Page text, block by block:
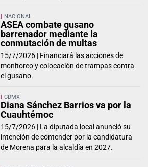
NACIONAL
ASEA combate gusano
barrenador mediante la
conmutación de multas
15/7/2026 | Financiará las acciones de
monitoreo y colocación de trampas contra
el gusano.
CDMX
Diana Sánchez Barrios va por la
Cuauhtémoc
15/7/2026 | La diputada local anunció su
intención de contender por la candidatura
de Morena para la alcaldía en 2027.